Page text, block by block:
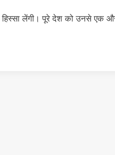
हिस्सा लेंगी। पूरे देश को उनसे एक